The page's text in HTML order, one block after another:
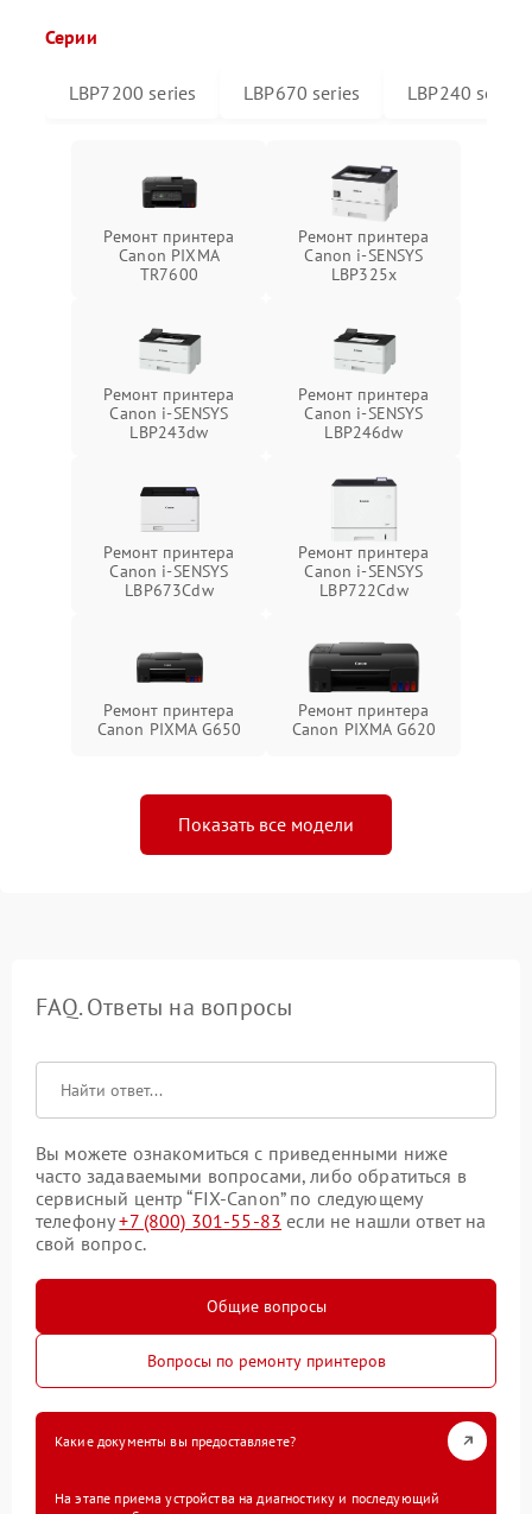
Серии
LBP7200 series LBP670 series LBP240 series
Ремонт принтера
Canon PIXMA
TR7600
Ремонт принтера
Canon i-SENSYS
LBP325x
Ремонт принтера
Canon i-SENSYS
LBP243dw
Ремонт принтера
Canon i-SENSYS
LBP246dw
Ремонт принтера
Canon i-SENSYS
LBP673Cdw
Ремонт принтера
Canon i-SENSYS
LBP722Cdw
Ремонт принтера
Canon PIXMA G650
Ремонт принтера
Canon PIXMA G620
Показать все модели
FAQ. Ответы на вопросы
Вы можете ознакомиться с приведенными ниже
часто задаваемыми вопросами, либо обратиться в
сервисный центр “FIX-Canon” по следующему
телефону+7 (800) 301-55-83 если не нашли ответ на
свой вопрос.
Общие вопросы
Вопросы по ремонту принтеров
Какие документы вы предоставляете?
На этапе приема устройства на диагностику и последующий